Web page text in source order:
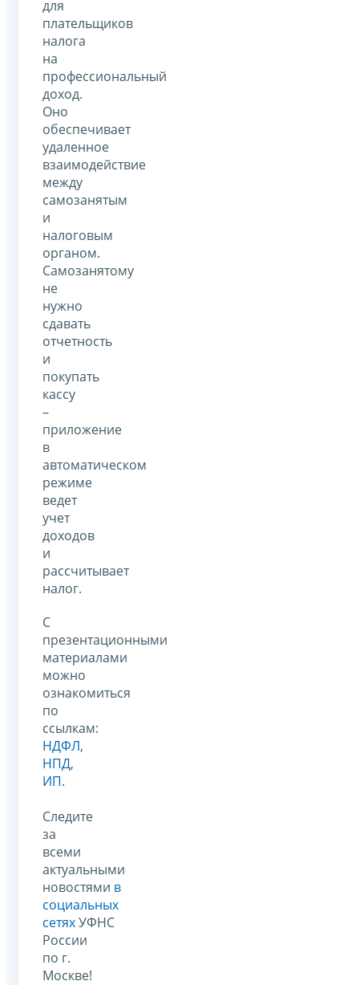
для
плательщиков
налога
на
профессиональный
доход.
Оно
обеспечивает
удаленное
взаимодействие
между
самозанятым
и
налоговым
органом.
Самозанятому
не
нужно
сдавать
отчетность
и
покупать
кассу
–
приложение
в
автоматическом
режиме
ведет
учет
доходов
и
рассчитывает
налог.
С
презентационными
материалами
можно
ознакомиться
по
ссылкам:
НДФЛ,
НПД,
ИП.
Следите
за
всеми
актуальными
новостями в
социальных
сетяхУФНС
России
по г.
Москве!